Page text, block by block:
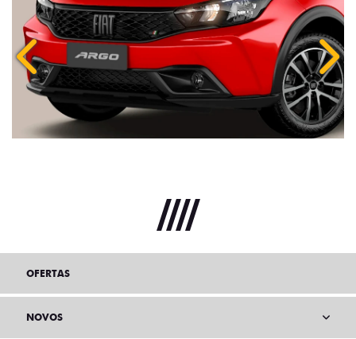
Anterior
OFERTAS
NOVOS